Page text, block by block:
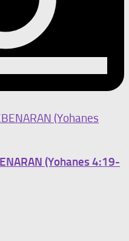
(Yohanes 4:19-